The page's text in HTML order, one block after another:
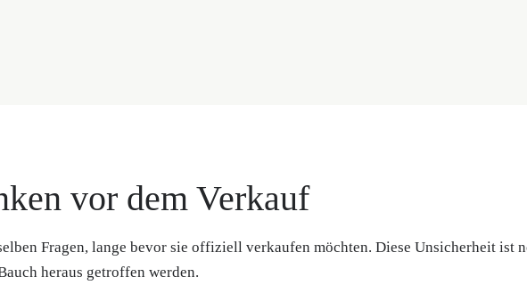
vor dem Verkauf
Fragen, lange bevor sie offiziell verkaufen möchten. Diese Unsicherheit ist
heraus getroffen werden.